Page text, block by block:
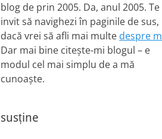
blog de prin 2005. Da, anul 2005. Te
invit să navighezi în paginile de sus,
dacă vrei să afli mai multe despre
Dar mai bine citește-mi blogul – e
modul cel mai simplu de a mă
cunoaște.
susține